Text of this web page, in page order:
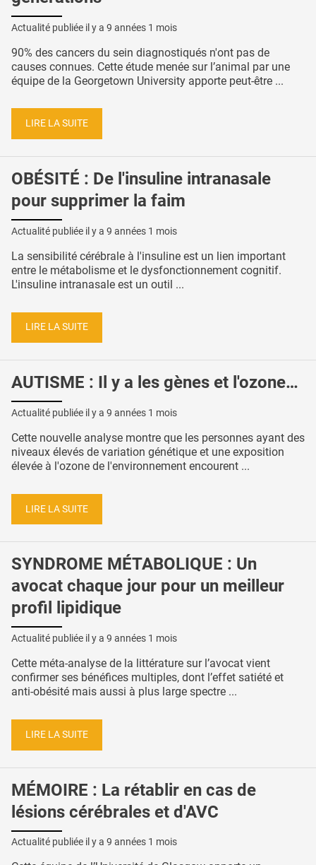
Actualité publiée il y a 9 années 1 mois
90% des cancers du sein diagnostiqués n'ont pas de
causes connues. Cette étude menée sur l’animal par une
équipe de la Georgetown University apporte peut-être ...
LIRE LA SUITE
OBÉSITÉ : De l'insuline intranasale
pour supprimer la faim
Actualité publiée il y a 9 années 1 mois
La sensibilité cérébrale à l'insuline est un lien important
entre le métabolisme et le dysfonctionnement cognitif.
L'insuline intranasale est un outil ...
LIRE LA SUITE
AUTISME : Il y a les gènes et l'ozone…
Actualité publiée il y a 9 années 1 mois
Cette nouvelle analyse montre que les personnes ayant des
niveaux élevés de variation génétique et une exposition
élevée à l'ozone de l'environnement encourent ...
LIRE LA SUITE
SYNDROME MÉTABOLIQUE : Un
avocat chaque jour pour un meilleur
profil lipidique
Actualité publiée il y a 9 années 1 mois
Cette méta-analyse de la littérature sur l’avocat vient
confirmer ses bénéfices multiples, dont l’effet satiété et
anti-obésité mais aussi à plus large spectre ...
LIRE LA SUITE
MÉMOIRE : La rétablir en cas de
lésions cérébrales et d'AVC
Actualité publiée il y a 9 années 1 mois